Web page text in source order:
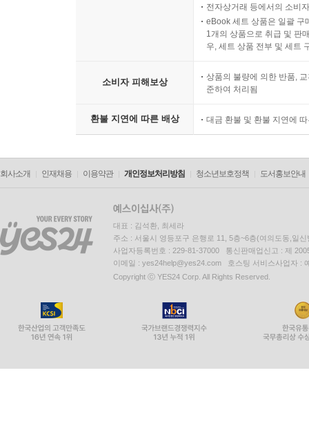
전자상거래 등에서의 소비
eBook 세트 상품은 일괄 구
1개의 상품으로 취급 및 판
우, 세트 상품 전부 및 세트
소비자 피해보상
상품의 불량에 의한 반품,
준하여 처리됨
환불 지연에 따른 배상 대금 환불 및 환불 지연에
회사소개 인재채용 이용약관 개인정보처리방침 청소년보호정책 도서홍보안내
대표 : 김석환, 최세라
주소 : 서울시 영등포구 은행로 11, 5층~6층(여의도동,일신
사업자등록번호 : 229-81-37000 통신판매업신고 : 제
이메일 : yes24help@yes24.com 호스팅 서비스사업자 :
Copyright ⓒ YES24 Corp. All Rights Reserved.